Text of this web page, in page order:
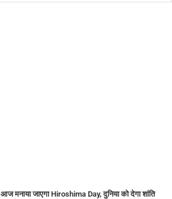
आज मनाया जाएगा Hiroshima Day, दुनिया को देगा शांति